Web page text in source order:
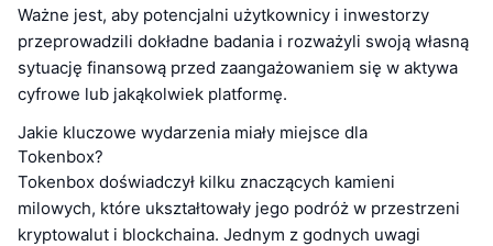
Ważne jest, aby potencjalni użytkownicy i inwestorzy
przeprowadzili dokładne badania i rozważyli swoją własną
sytuację finansową przed zaangażowaniem się w aktywa
cyfrowe lub jakąkolwiek platformę.
Jakie kluczowe wydarzenia miały miejsce dla
Tokenbox?
Tokenbox doświadczył kilku znaczących kamieni
milowych, które ukształtowały jego podróż w przestrzeni
kryptowalut i blockchaina. Jednym z godnych uwagi